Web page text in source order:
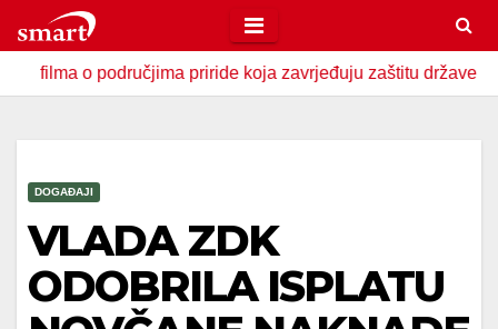
to
content
priride koja zavrjeđuju zaštitu države U
DOGAĐAJI
VLADA ZDK
ODOBRILA ISPLATU